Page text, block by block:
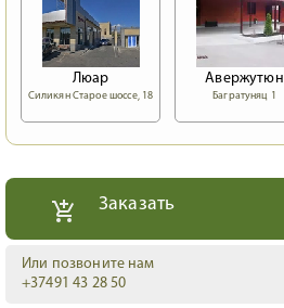
Люар
Силикян Старое шоссе, 18
Авержутюн
Багратуняц 1
Заказать
Или позвоните нам
+37491 43 28 50